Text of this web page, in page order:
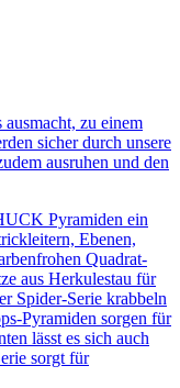
zu einem
sicher durch unsere
ausruhen und den
Pyramiden ein
Ebenen,
Quadrat-
aus Herkulestau für
Spider-Serie krabbeln
Pyramiden sorgen für
lässt es sich auch
sorgt für